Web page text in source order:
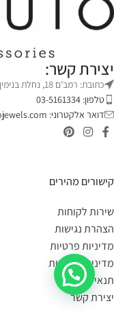
יצירת קשר:
כתובת: רמב'ם 18, נחלת בנימין, תל אביב
טלפון: 03-5161334
דואר אלקטרוני:
קישורים מהירים
שירות לקוחות
הצהרת נגישות
מדיניות פרטיות
מדיניות החזרות
תנאי שימוש
יצירת קשר